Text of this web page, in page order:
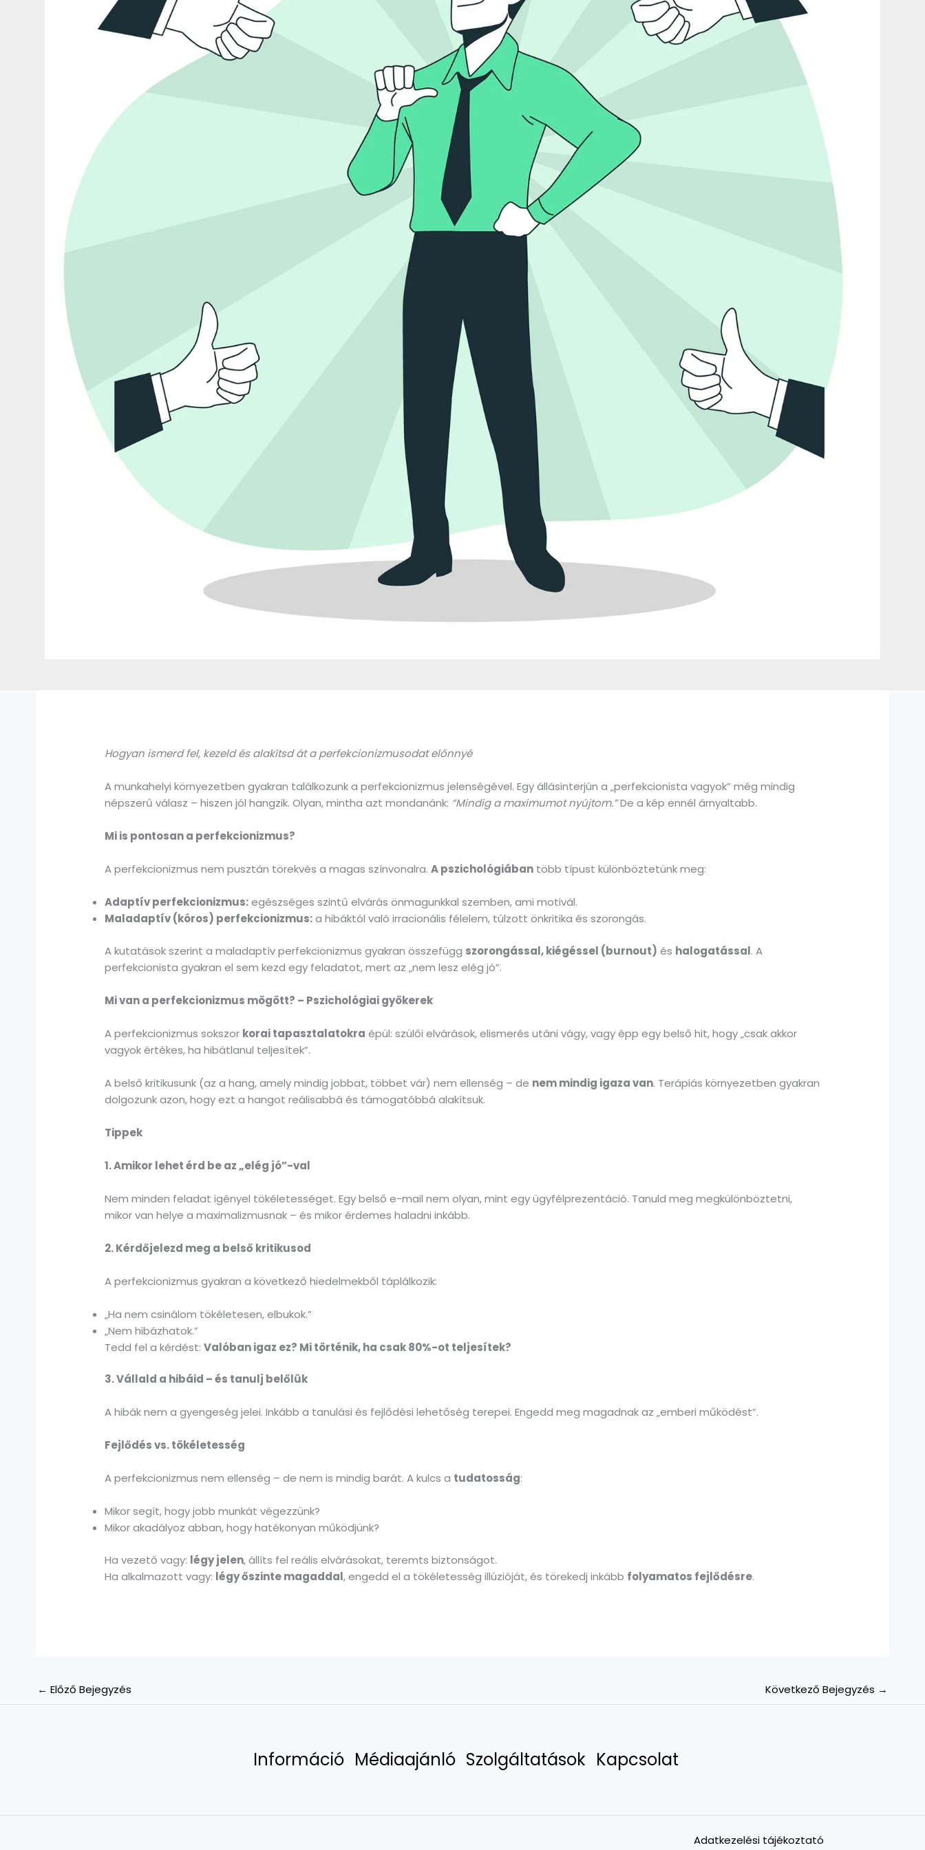
Hogyan ismerd fel, kezeld és alakítsd át a perfekcionizmusodat előnnyé
A munkahelyi környezetben gyakran találkozunk a perfekcionizmus jelenségével. Egy állásinterjún a „perfekcionista vagyok” még mindig
népszerű válasz – hiszen jól hangzik. Olyan, mintha azt mondanánk: “Mindig a maximumot nyújtom.”De a kép ennél árnyaltabb.
Mi is pontosan a perfekcionizmus?
A perfekcionizmus nem pusztán törekvés a magas színvonalra.A pszichológiában több típust különböztetünk meg:
Adaptív perfekcionizmus:egészséges szintű elvárás önmagunkkal szemben, ami motivál.
Maladaptív (kóros) perfekcionizmus:a hibáktól való irracionális félelem, túlzott önkritika és szorongás.
A kutatások szerint a maladaptív perfekcionizmus gyakran összefügg szorongással, kiégéssel (burnout) és halogatással. A
perfekcionista gyakran el sem kezd egy feladatot, mert az „nem lesz elég jó”.
Mi van a perfekcionizmus mögött? – Pszichológiai gyökerek
A perfekcionizmus sokszor korai tapasztalatokra épül: szülői elvárások, elismerés utáni vágy, vagy épp egy belső hit, hogy „csak akkor
vagyok értékes, ha hibátlanul teljesítek”.
A belső kritikusunk (az a hang, amely mindig jobbat, többet vár) nem ellenség – de nem mindig igaza van. Terápiás környezetben gyakran
dolgozunk azon, hogy ezt a hangot reálisabbá és támogatóbbá alakítsuk.
Tippek
1.Amikor lehet érd be az „elég jó”-val
Nem minden feladat igényel tökéletességet. Egy belső e-mail nem olyan, mint egy ügyfélprezentáció. Tanuld meg megkülönböztetni,
mikor van helye a maximalizmusnak – és mikor érdemes haladni inkább.
2. Kérdőjelezd meg a belső kritikusod
A perfekcionizmus gyakran a következő hiedelmekből táplálkozik:
„Ha nem csinálom tökéletesen, elbukok.”
„Nem hibázhatok.”
Tedd fel a kérdést:Valóban igaz ez? Mi történik, ha csak 80%-ot teljesítek?
3. Vállald a hibáid – és tanulj belőlük
A hibák nem a gyengeség jelei. Inkább a tanulási és fejlődési lehetőség terepei. Engedd meg magadnak az „emberi működést”.
Fejlődésvs.tökéletesség
A perfekcionizmus nem ellenség – de nem is mindig barát. A kulcs a tudatosság:
Mikor segít, hogy jobb munkát végezzünk?
Mikor akadályoz abban, hogy hatékonyan működjünk?
Ha vezető vagy: légy jelen, állíts fel reális elvárásokat, teremts biztonságot.
Ha alkalmazott vagy: légy őszinte magaddal, engedd el a tökéletesség illúzióját, és törekedj inkább folyamatos fejlődésre.
← Előző Bejegyzés Következő Bejegyzés →
Információ Médiaajánló Szolgáltatások Kapcsolat
Adatkezelési tájékoztató